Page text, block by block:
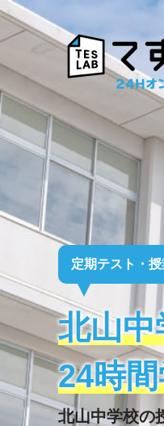
定期テスト・
北山中
24時
北山中学校の